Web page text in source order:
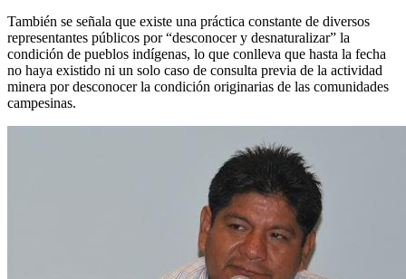
También se señala que existe una práctica constante de diversos
representantes públicos por “desconocer y desnaturalizar” la
condición de pueblos indígenas, lo que conlleva que hasta la fecha
no haya existido ni un solo caso de consulta previa de la actividad
minera por desconocer la condición originarias de las comunidades
campesinas.